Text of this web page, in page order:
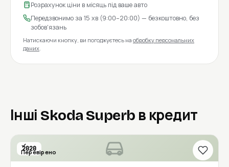
Розрахунок ціни в місяць під ваше авто
Передзвонимо за 15 хв (9:00–20:00) — безкоштовно, без
зобов'язань
Натискаючи кнопку, ви погоджуєтесь на обробку персональних
даних.
Інші Skoda Superb в кредит
2020
Перевірено